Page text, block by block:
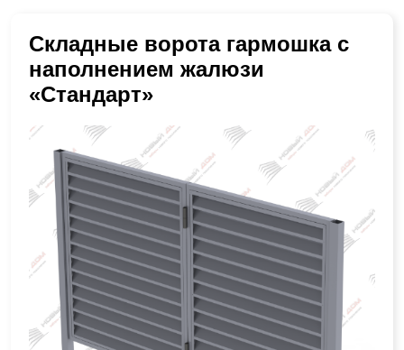
Складные ворота гармошка с
наполнением жалюзи
«Стандарт»